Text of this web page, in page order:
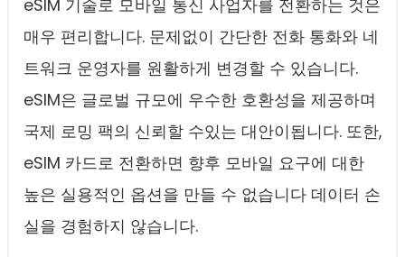
eSIM 기술로 모바일 통신 사업자를 전환하는 것은
매우 편리합니다. 문제없이 간단한 전화 통화와 네
트워크 운영자를 원활하게 변경할 수 있습니다.
eSIM은 글로벌 규모에 우수한 호환성을 제공하며
국제 로밍 팩의 신뢰할 수있는 대안이됩니다. 또한,
eSIM 카드로 전환하면 향후 모바일 요구에 대한
높은 실용적인 옵션을 만들 수 없습니다 데이터 손
실을 경험하지 않습니다.